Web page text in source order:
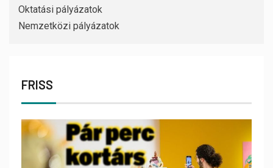
Oktatási pályázatok
Nemzetközi pályázatok
FRISS